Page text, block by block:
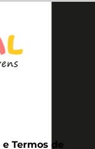
Termos de